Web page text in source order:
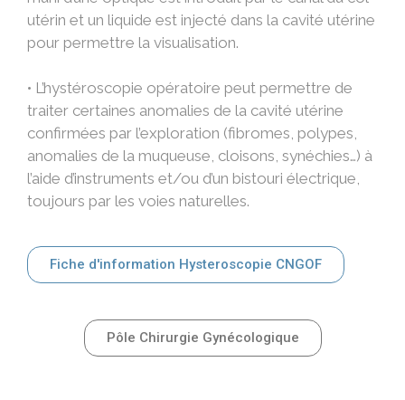
utérin et un liquide est injecté dans la cavité utérine
pour permettre la visualisation.
• L’hystéroscopie opératoire peut permettre de
traiter certaines anomalies de la cavité utérine
confirmées par l’exploration (fibromes, polypes,
anomalies de la muqueuse, cloisons, synéchies…) à
l’aide d’instruments et/ou d’un bistouri électrique,
toujours par les voies naturelles.
Fiche d'information Hysteroscopie CNGOF
Pôle Chirurgie Gynécologique